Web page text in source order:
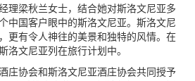
梁秋兰女士，结合她对斯洛文尼亚多
中国客户眼中的斯洛文尼亚。斯洛文尼
更有令人神往的美景和独特的风情。在
洛文尼亚列在旅行计划中。
协会和斯洛文尼亚酒庄协会共同授予